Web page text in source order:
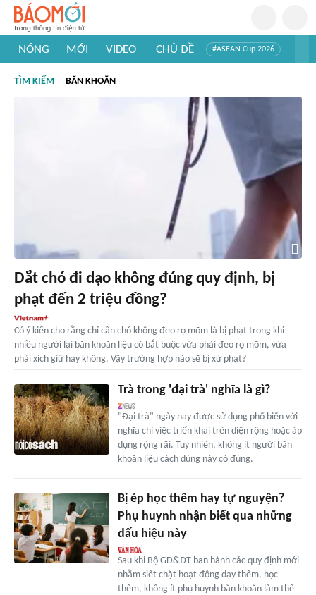
NÓNG MỚI VIDEO CHỦ ĐỀ #ASEAN Cup 2026
#Khám phá thế giới
TÌM KIẾM BĂN KHOĂN
Dắt chó đi dạo không đúng quy định, bị
phạt đến 2 triệu đồng?
Có ý kiến cho rằng chỉ cần chó không đeo rọ mõm là bị phạt trong khi
nhiều người lại băn khoăn liệu có bắt buộc vừa phải đeo rọ mõm, vừa
phải xích giữ hay không. Vậy trường hợp nào sẽ bị xử phạt?
Trà trong 'đại trà' nghĩa là gì?
"Đại trà" ngày nay được sử dụng phổ biến với
nghĩa chỉ việc triển khai trên diện rộng hoặc áp
dụng rộng rãi. Tuy nhiên, không ít người băn
khoăn liệu cách dùng này có đúng.
Bị ép học thêm hay tự nguyện?
Phụ huynh nhận biết qua những
dấu hiệu này
Sau khi Bộ GD&ĐT ban hành các quy định mới
nhằm siết chặt hoạt động dạy thêm, học
thêm, không ít phụ huynh băn khoăn làm thế